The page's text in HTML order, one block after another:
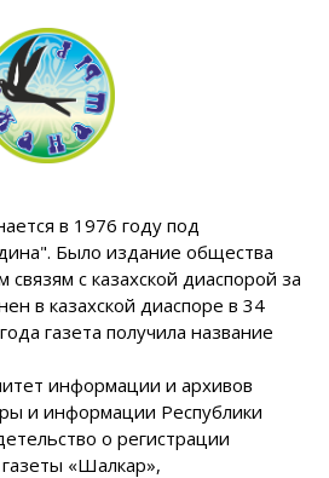
в 1976 году под
Было издание общества
с казахской диаспорой за
в казахской диаспоре в 34
газета получила название
информации и архивов
и информации Республики
о регистрации
«Шалкар»,